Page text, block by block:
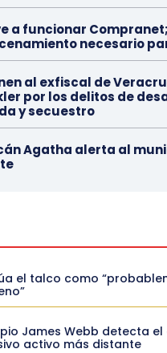
a funcionar
necesario
al exfiscal de
por los delitos de
y secuestro
Agatha alerta al
el talco como
James Webb detecta
activo más distante